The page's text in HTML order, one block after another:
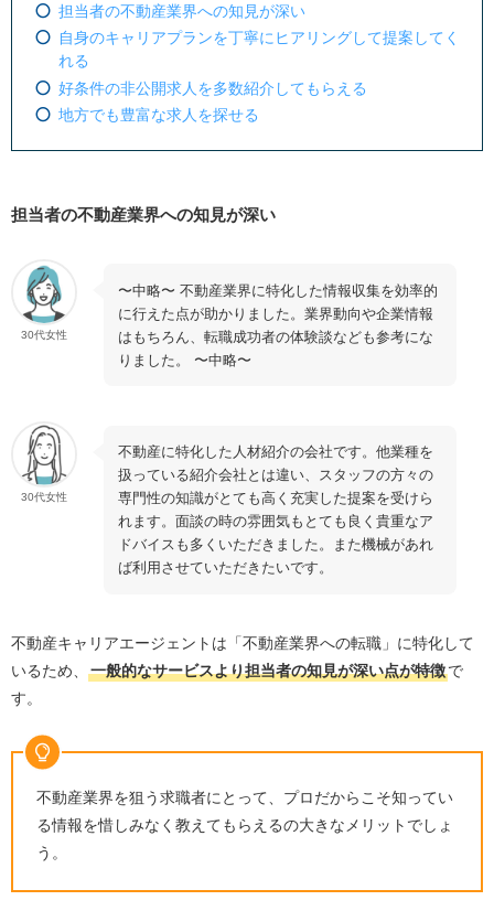
不動産キャリアエージェントの基本情報を紹介
不動産キャリアエージェントを使うメリット
「不動産業界特化」としては最大級の約3万件前後の
求人をチェックできる
充実した検索条件で求人を絞れる
不動産への転職サポート経験が豊富なエージェント
から的確なアドバイスをもらえる
不動産キャリアエージェントは「大手サービスより口コ
評判やメリットを踏まえて紹介！不動産キャリアエージ
ェントがおすすめな方
「絶対に不動産業界へ転職したい」と決めている
転職で細かい希望条件がある
不動産業界の知見がある担当者にじっくりサポート
不動産キャリアエージェントを使って転職を成功させる
ポイント
転職条件に優先順位を定める
不動産業界および志望企業を研究する
「担当者からの連絡を無視する」というような不義
担当者の不動産業界への知見が深い
自身のキャリアプランを丁寧にヒアリングして提案してく
れる
好条件の非公開求人を多数紹介してもらえる
地方でも豊富な求人を探せる
担当者の不動産業界への知見が深い
30代女性
〜中略〜 不動産業界に特化した情報収集を効率的
に行えた点が助かりました。業界動向や企業情報
はもちろん、転職成功者の体験談なども参考にな
りました。 〜中略〜
30代女性
不動産に特化した人材紹介の会社です。他業種を
扱っている紹介会社とは違い、スタッフの方々の
専門性の知識がとても高く充実した提案を受けら
れます。面談の時の雰囲気もとても良く貴重なア
ドバイスも多くいただきました。また機械があれ
ば利用させていただきたいです。
不動産キャリアエージェントは「不動産業界への転職」に特化して
いるため、
一般的なサービスより担当者の知見が深い点が特徴で
す。
不動産業界を狙う求職者にとって、プロだからこそ知ってい
る情報を惜しみなく教えてもらえるの大きなメリットでしょ
う。